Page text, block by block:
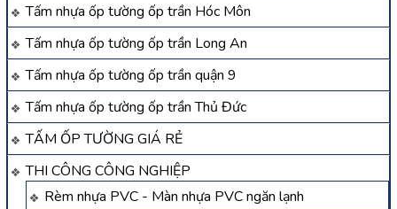
Tấm nhựa ốp tường ốp trần Hóc Môn
Tấm nhựa ốp tường ốp trần Long An
Tấm nhựa ốp tường ốp trần quận 9
Tấm nhựa ốp tường ốp trần Thủ Đức
TẤM ỐP TƯỜNG GIÁ RẺ
THI CÔNG CÔNG NGHIỆP
Rèm nhựa PVC - Màn nhựa PVC ngăn lạnh